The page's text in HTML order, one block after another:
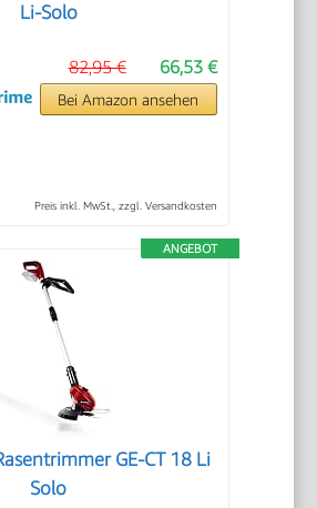
Li-Solo
66,53 €
82,95 €
Bei Amazon ansehen
Preis inkl. MwSt., zzgl. Versandkosten
ANGEBOT
GE-CT 18 Li
Solo